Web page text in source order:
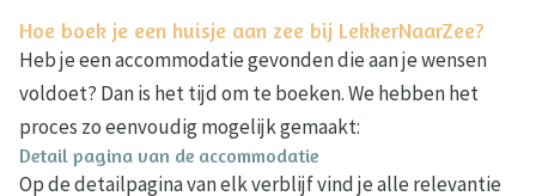
Hoe boek je een huisje aan zee bij LekkerNaarZee?
Heb je een accommodatie gevonden die aan je wensen
voldoet? Dan is het tijd om te boeken. We hebben het
proces zo eenvoudig mogelijk gemaakt:
Detail pagina van de accommodatie
Op de detailpagina van elk verblijf vind je alle relevantie